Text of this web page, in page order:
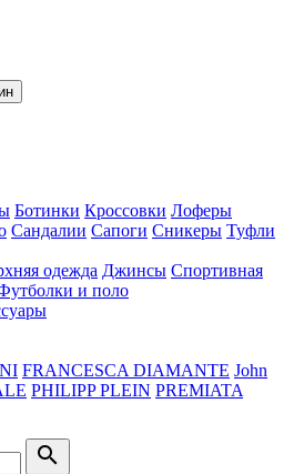
Ботинки Кроссовки Лоферы
Сандалии Сапоги Сникеры Туфли
одежда Джинсы Спортивная
и поло
FRANCESCA DIAMANTE John
PHILIPP PLEIN PREMIATA
search